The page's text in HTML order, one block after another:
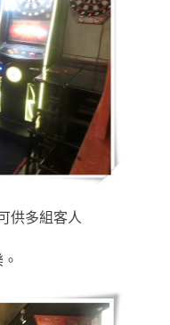
供多組客人